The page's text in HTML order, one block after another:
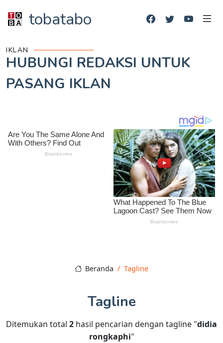
tobatabo
IKLAN
HUBUNGI REDAKSI UNTUK
PASANG IKLAN
Beranda Tagline
Tagline
Ditemukan total 2 hasil pencarian dengan tagline "didia
rongkaphi"